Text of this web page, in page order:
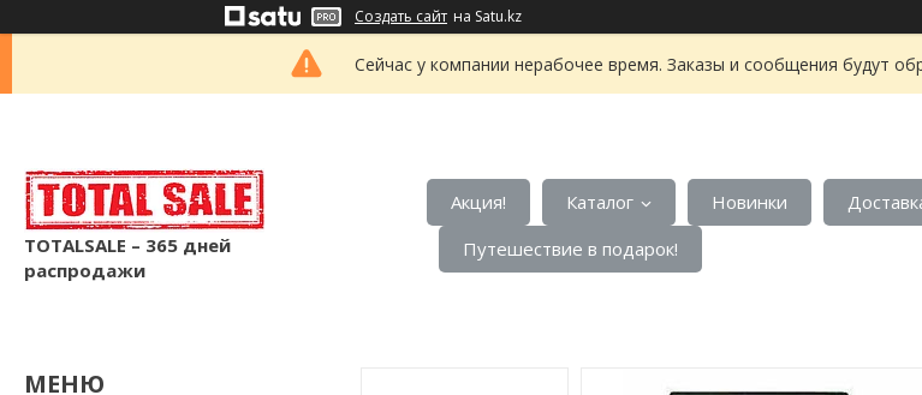
Создать сайт на Satu.kz
Сейчас у компании нерабочее время. Заказы и сообщения будут
TOTALSALE – 365 дней
распродажи
Акция! Каталог Новинки
Путешествие в подарок!